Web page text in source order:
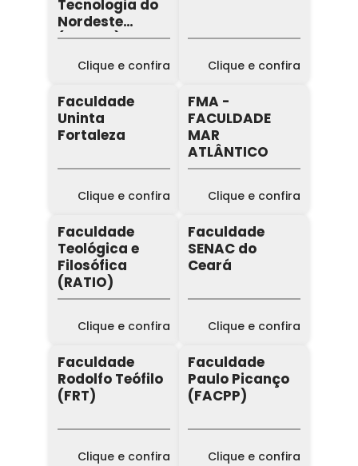
Tecnologia do
Nordeste
(FACINE)
Clique e confira Clique e confira
Faculdade
Uninta
Fortaleza
Clique e confira
FMA -
FACULDADE
MAR
ATLÂNTICO
Clique e confira
Faculdade
Teológica e
Filosófica
(RATIO)
Clique e confira
Faculdade
SENAC do
Ceará
Clique e confira
Faculdade
Rodolfo Teófilo
(FRT)
Clique e confira
Faculdade
Paulo Picanço
(FACPP)
Clique e confira